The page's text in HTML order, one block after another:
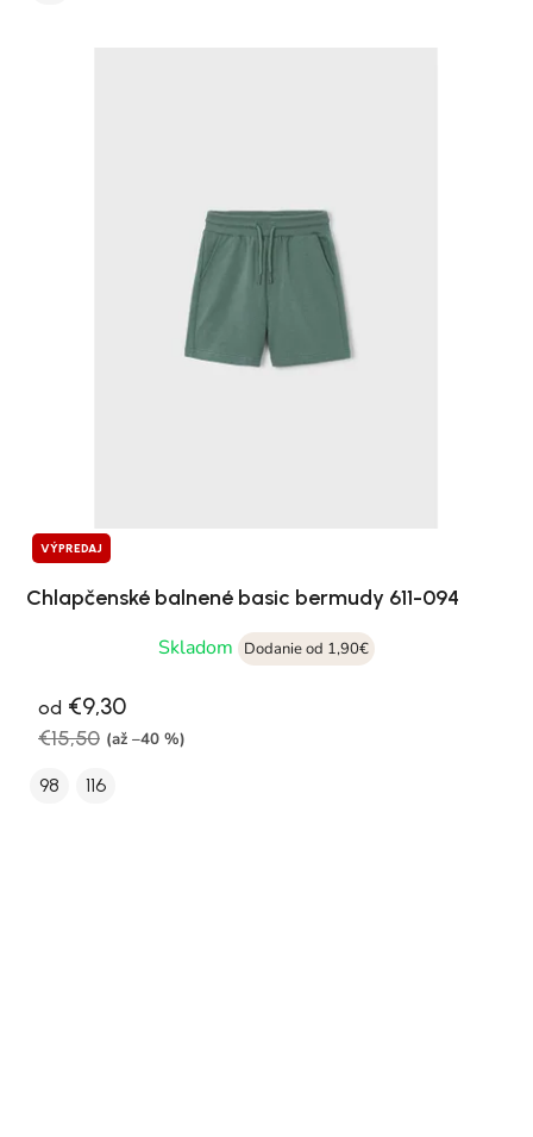
VÝPREDAJ
Chlapčenské balnené basic bermudy 611-094
Skladom
Dodanie od 1,90€
od €9,30
€15,50 (až –40 %)
98 116